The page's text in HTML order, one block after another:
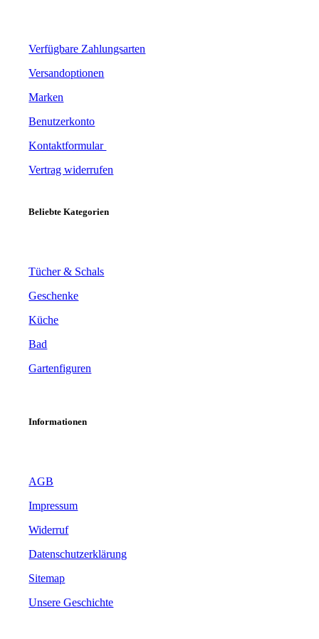
Verfügbare Zahlungsarten
Versandoptionen
Marken
Benutzerkonto
Kontaktformular
Vertrag widerrufen
Beliebte Kategorien
Tücher & Schals
Geschenke
Küche
Bad
Gartenfiguren
Informationen
AGB
Impressum
Widerruf
Datenschutzerklärung
Sitemap
Unsere Geschichte